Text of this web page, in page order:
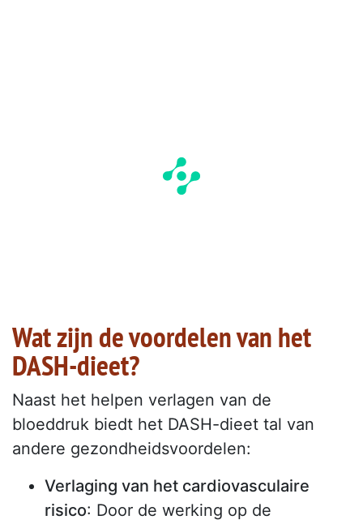
Wat zijn de voordelen van het
DASH-dieet?
Naast het helpen verlagen van de
bloeddruk biedt het DASH-dieet tal van
andere gezondheidsvoordelen:
Verlaging van het cardiovasculaire
risico: Door de werking op de